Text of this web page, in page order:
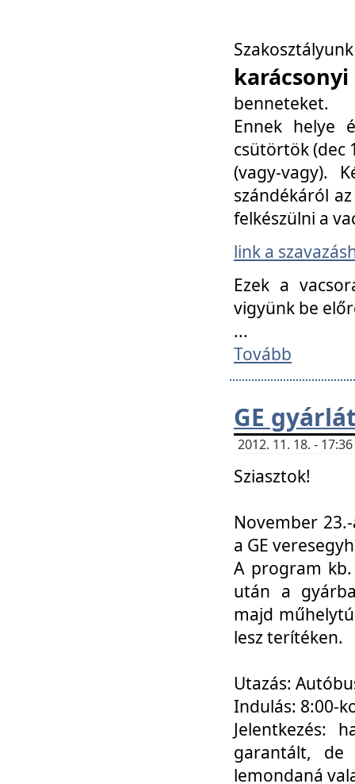
benneteket.
Ennek helye
csütörtök (dec
(vagy-vagy).
szándékáról
felkészülni a
link a
Ezek a
vigyünk be
...
Tovább
GE
2012. 11. 18. -
Sziasztok!
November
a GE
A program
után a
majd
lesz terítéken.
Utazás:
Indulás: 8:00-
Jelentkezés:
garantált, de
lemondaná